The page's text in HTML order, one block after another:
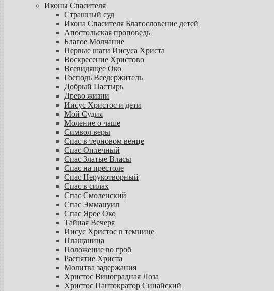
Иконы Спасителя
Страшный суд
Икона Спасителя Благословение детей
Апостольская проповедь
Благое Молчание
Первые шаги Иисуса Христа
Воскресение Христово
Всевидящее Око
Господь Вседержитель
Добрый Пастырь
Древо жизни
Иисус Христос и дети
Мой Судия
Моление о чаше
Символ веры
Спас в терновом венце
Спас Оплечный
Спас Златые Власы
Спас на престоле
Спас Нерукотворный
Спас в силах
Спас Смоленский
Спас Эммануил
Спас Ярое Око
Тайная Вечеря
Иисус Христос в темнице
Плащаница
Положение во гроб
Распятие Христа
Молитва задержания
Христос Виноградная Лоза
Христос Пантократор Синайский